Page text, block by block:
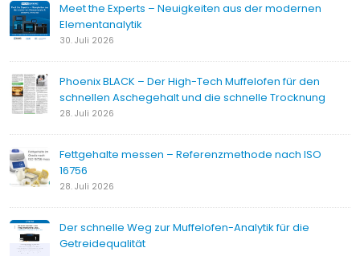
Meet the Experts – Neuigkeiten aus der modernen
Elementanalytik
30. Juli 2026
Phoenix BLACK – Der High-Tech Muffelofen für den
schnellen Aschegehalt und die schnelle Trocknung
28. Juli 2026
Fettgehalte messen – Referenzmethode nach ISO
16756
28. Juli 2026
Der schnelle Weg zur Muffelofen-Analytik für die
Getreidequalität